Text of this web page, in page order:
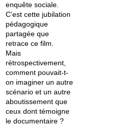
enquête sociale.
C’est cette jubilation
pédagogique
partagée que
retrace ce film.
Mais
rétrospectivement,
comment pouvait-t-
on imaginer un autre
scénario et un autre
aboutissement que
ceux dont témoigne
le documentaire ?